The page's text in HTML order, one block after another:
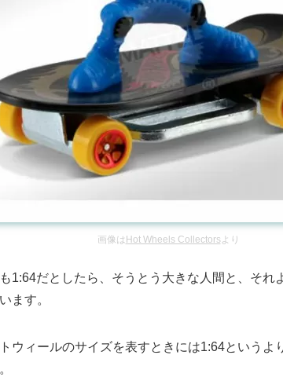
画像は Hot Wheels Collectors より
1:64だとしたら、そうとう大きな人間と、それ
ます。
ウィールのサイズを表すときには1:64というよ